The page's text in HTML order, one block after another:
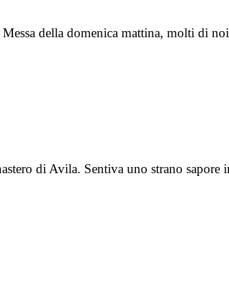
della domenica mattina, molti di
di Avila. Sentiva uno strano